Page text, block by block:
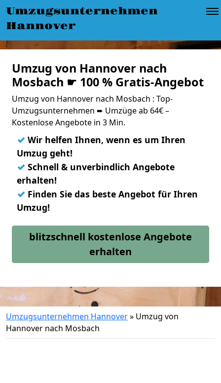
Umzugsunternehmen
Hannover
Umzug von Hannover nach
Mosbach ☛ 100 % Gratis-Angebot
Umzug von Hannover nach Mosbach : Top-
Umzugsunternehmen ➨ Umzüge ab 64€ –
Kostenlose Angebote in 3 Min.
✓ Wir helfen Ihnen, wenn es um Ihren
Umzug geht!
✓ Schnell & unverbindlich Angebote
erhalten!
✓ Finden Sie das beste Angebot für Ihren
Umzug!
blitzschnell kostenlose Angebote
erhalten
Umzugsunternehmen Hannover» Umzug von
Hannover nach Mosbach